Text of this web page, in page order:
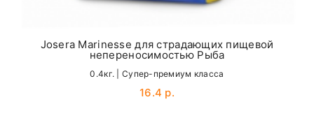
Омега 3/6 жирные
1,0%/2,4%
ДГК / ЭПК 0,3%/0,2%
0,2%
Josera Marinesse для страдающих пищевой
непереносимостью Рыба
0.4кг. | Cупер-премиум класса
16.4 р.